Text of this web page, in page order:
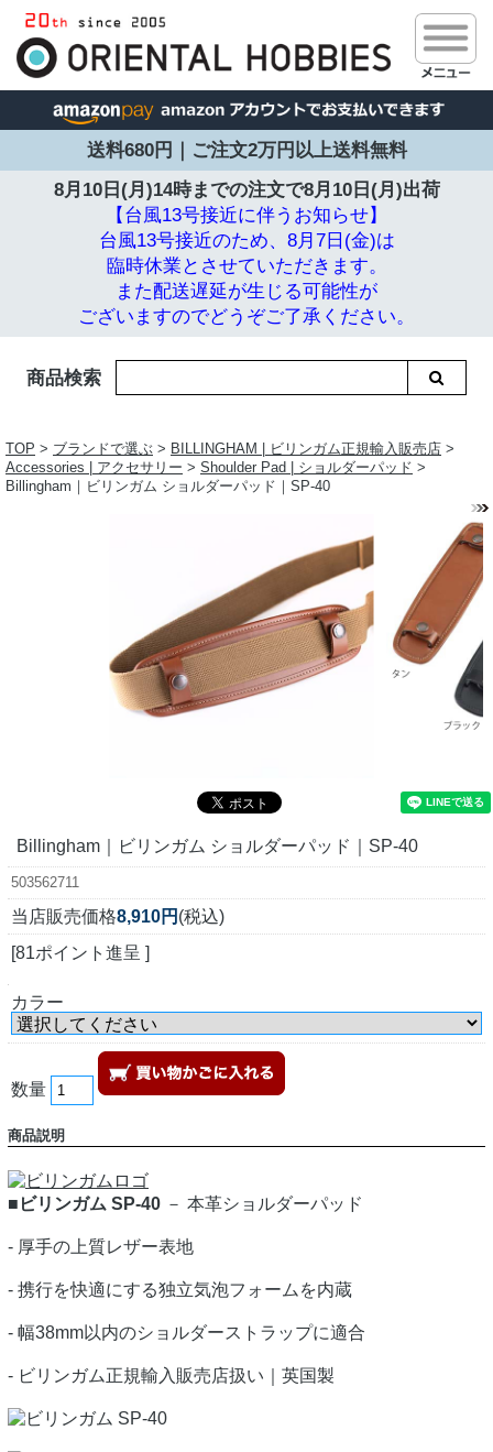
送料680円｜ご注文2万円以上送料無料
8月10日(月)14時までの注文で8月10日(月)出荷
【台風13号接近に伴うお知らせ】
台風13号接近のため、8月7日(金)は
臨時休業とさせていただきます。
また配送遅延が生じる可能性が
ございますのでどうぞご了承ください。
商品検索
TOP > ブランドで選ぶ > BILLINGHAM | ビリンガム正規輸入販売店 >
Accessories | アクセサリー > Shoulder Pad | ショルダーパッド >
Billingham｜ビリンガム ショルダーパッド｜SP-40
Billingham｜ビリンガム ショルダーパッド｜SP-40
503562711
当店販売価格8,910円 (税込)
[81ポイント進呈 ]
カラー
数量
商品説明
■ビリンガム SP-40 － 本革ショルダーパッド
- 厚手の上質レザー表地
- 携行を快適にする独立気泡フォームを内蔵
- 幅38mm以内のショルダーストラップに適合
- ビリンガム正規輸入販売店扱い｜英国製